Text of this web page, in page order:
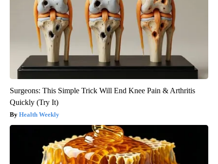
Surgeons: This Simple Trick Will End Knee Pain & Arthritis
Quickly (Try It)
Health Weekly